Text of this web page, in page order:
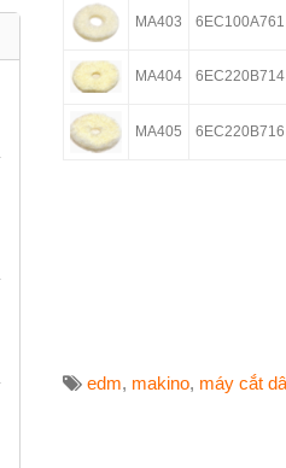
MA403 6EC100A761
MA404 6EC220B714
MA405 6EC220B716
edm, makino, máy cắt